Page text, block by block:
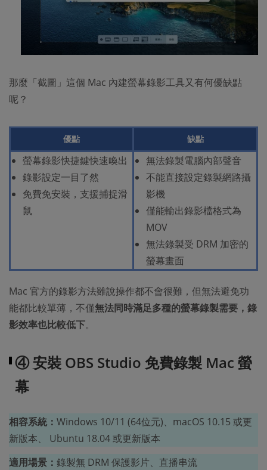
那麼「截圖」這個 Mac 內建螢幕錄影工具又有何優缺點
呢？
優點 缺點
螢幕錄影快捷鍵快速喚出
錄影設定一目了然
免費免安裝，支援捕捉滑
鼠
無法錄製電腦內部聲音
不能直接設定錄製網路攝
影機
僅能輸出錄影檔格式為
MOV
無法錄製受 DRM 加密的
螢幕畫面
Mac 官方的錄影方法雖說操作都不會很難，但無法避免功
能都比較單薄，不僅無法同時滿足多種的螢幕錄製需要，錄
影效率也比較低下。
④ 安裝 OBS Studio 免費錄製 Mac 螢
幕
相容系統： Windows 10/11 (64位元)、macOS 10.15 或更
新版本、 Ubuntu 18.04 或更新版本
適用場景： 錄製無 DRM 保護影片、直播串流